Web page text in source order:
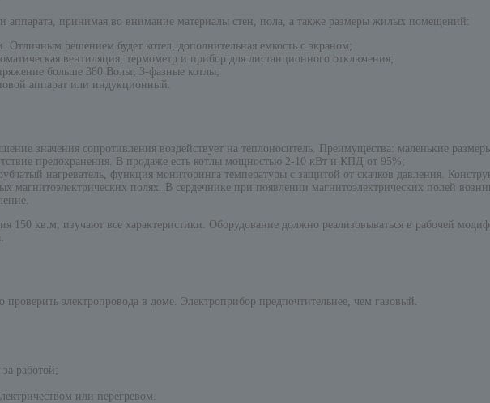
аппарата, принимая во внимание материалы стен, пола, а также размеры жилых помещений:
решением будет котел, дополнительная емкость с экраном;
вентиляция, термометр и прибор для дистанционного отключения;
больше 380 Вольт, 3-фазные котлы;
аппарат или индукционный.
значения сопротивления воздействует на теплоноситель. Преимущества: маленькие
предохранения. В продаже есть котлы мощностью 2-10 кВт и КПД от 95%;
нагреватель, функция мониторинга температуры с защитой от скачков давления.
магнитоэлектрических полях. В сердечнике при появлении магнитоэлектрических полей
150 кв.м, изучают все характеристики. Оборудование должно реализовываться в рабочей
электропровода в доме. Электроприбор предпочтительнее, чем газовый.
работой;
или перегревом.